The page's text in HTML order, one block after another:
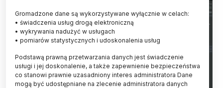
Gromadzone dane są wykorzystywane wyłącznie w celach:
• świadczenia usług drogą elektroniczną
• wykrywania nadużyć w usługach
• pomiarów statystycznych i udoskonalenia usług
Podstawą prawną przetwarzania danych jest świadczenie
usługi i jej doskonalenie, a także zapewnienie bezpieczeństwa
co stanowi prawnie uzasadniony interes administratora Dane
mogą być udostępniane na zlecenie administratora danych